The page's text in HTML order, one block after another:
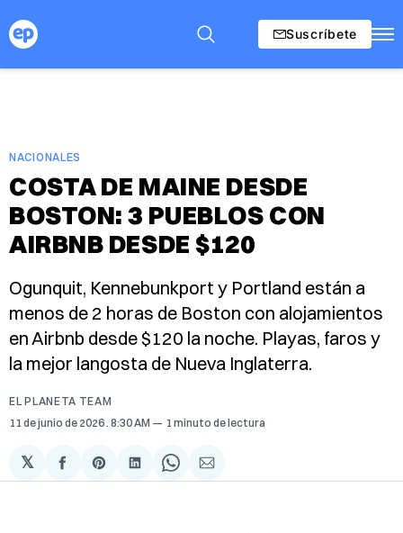
Suscríbete
NACIONALES
COSTA DE MAINE DESDE
BOSTON: 3 PUEBLOS CON
AIRBNB DESDE $120
Ogunquit, Kennebunkport y Portland están a
menos de 2 horas de Boston con alojamientos
en Airbnb desde $120 la noche. Playas, faros y
la mejor langosta de Nueva Inglaterra.
EL PLANETA TEAM
11 de junio de 2026 . 8:30 AM 1 minuto de lectura
𝕏
Compartir
en
Share
on
Compartir
en
Share
on
Compartir
via